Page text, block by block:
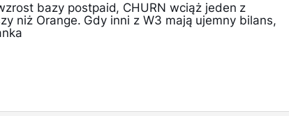
bazy postpaid, CHURN wciąż jeden z
niż Orange. Gdy inni z W3 mają ujemny bilans,